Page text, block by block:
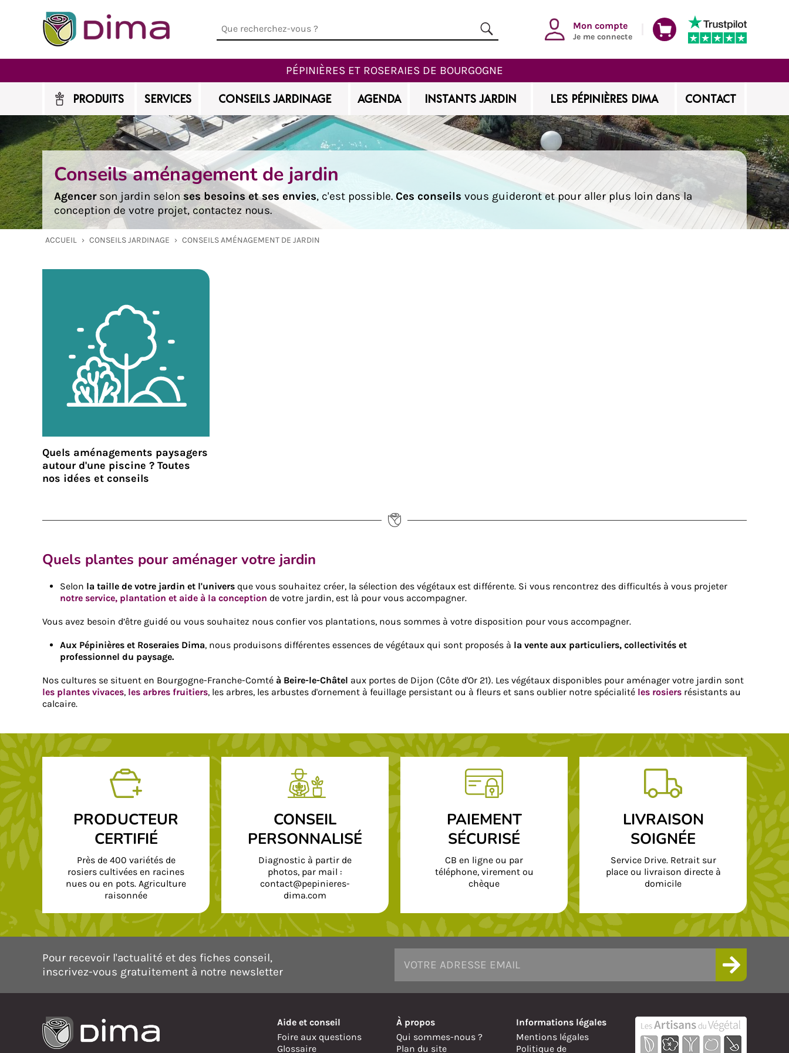
Mon compte
Je me connecte
PÉPINIÈRES ET ROSERAIES DE BOURGOGNE
PRODUITS SERVICES CONSEILS JARDINAGE AGENDA INSTANTS JARDIN LES PÉPINIÈRES DIMA CONTACT
Conseils aménagement de jardin
Agencerson jardin selonses besoins et ses envies, c'est possible. Ces conseils vous guideront et pour aller plus loin dans la
conception de votre projet, contactez nous.
ACCUEIL › CONSEILS JARDINAGE › CONSEILS AMÉNAGEMENT DE JARDIN
Quels aménagements paysagers
autour d'une piscine ? Toutes
nos idées et conseils
Quels plantes pour aménager votre jardin
Selon la taille de votre jardin et l'univers que vous souhaitez créer, la sélection des végétaux est différente. Si vous rencontrez des difficultés à vous projeter
notre service, plantation et aide à la conception de votre jardin, est là pour vous accompagner.
Vous avez besoin d’être guidé ou vous souhaitez nous confier vos plantations, nous sommes à votre disposition pour vous accompagner.
Aux Pépinières et Roseraies Dima, nous produisons différentes essences de végétaux qui sont proposés à la vente aux particuliers, collectivités et
professionnel du paysage.
Nos cultures se situent en Bourgogne-Franche-Comté à Beire-le-Châtel aux portes de Dijon (Côte d'Or 21). Les végétaux disponibles pour aménager votre jardin sont
les plantes vivaces, les arbres fruitiers, les arbres, les arbustes d'ornement à feuillage persistant ou à fleurs et sans oublier notre spécialité les rosiers résistants au
calcaire.
PRODUCTEUR
CERTIFIÉ
Près de 400 variétés de
rosiers cultivées en racines
nues ou en pots. Agriculture
raisonnée
CONSEIL
PERSONNALISÉ
Diagnostic à partir de
photos, par mail :
contact@pepinieres-
dima.com
PAIEMENT
SÉCURISÉ
CB en ligne ou par
téléphone, virement ou
chèque
LIVRAISON
SOIGNÉE
Service Drive. Retrait sur
place ou livraison directe à
domicile
Pour recevoir l'actualité et des fiches conseil,
inscrivez-vous gratuitement à notre newsletter
Aide et conseil
Foire aux questions
Glossaire
À propos
Qui sommes-nous ?
Plan du site
Informations légales
Mentions légales
Politique de